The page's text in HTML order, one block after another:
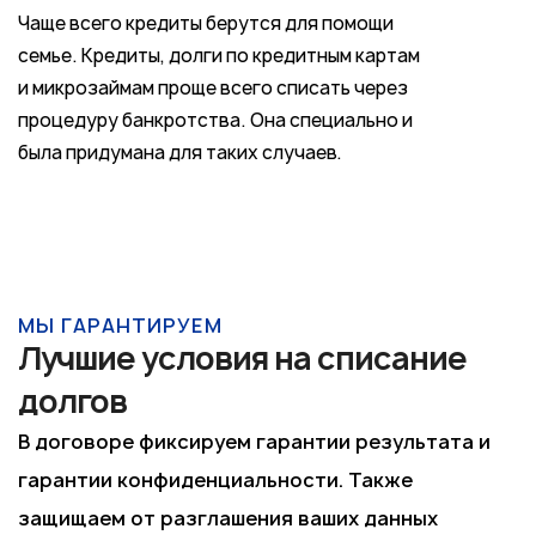
Чаще всего кредиты берутся для помощи
семье. Кредиты, долги по кредитным картам
и микрозаймам проще всего списать через
процедуру банкротства. Она специально и
была придумана для таких случаев.
МЫ ГАРАНТИРУЕМ
Лучшие условия на списание
долгов
В договоре фиксируем гарантии результата и
гарантии конфиденциальности. Также
защищаем от разглашения ваших данных